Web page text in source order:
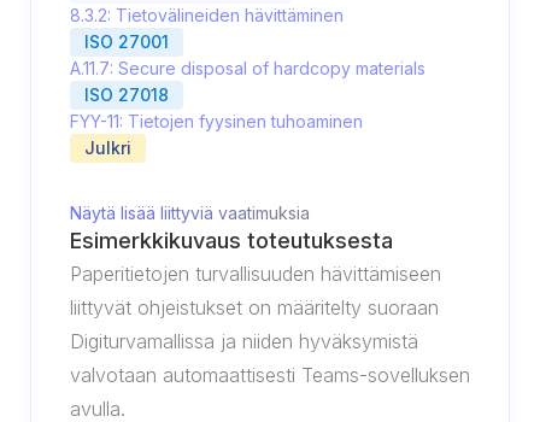
8.3.2: Tietovälineiden hävittäminen
ISO 27001
A.11.7: Secure disposal of hardcopy materials
ISO 27018
FYY-11: Tietojen fyysinen tuhoaminen
Julkri
Näytä lisää liittyviä vaatimuksia
Esimerkkikuvaus toteutuksesta
Paperitietojen turvallisuuden hävittämiseen
liittyvät ohjeistukset on määritelty suoraan
Digiturvamallissa ja niiden hyväksymistä
valvotaan automaattisesti Teams-sovelluksen
avulla.